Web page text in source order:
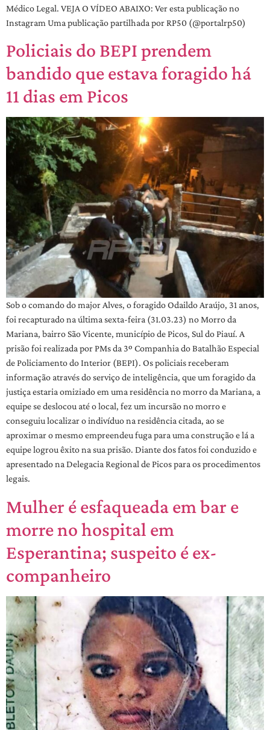
Médico Legal. VEJA O VÍDEO ABAIXO: Ver esta publicação no
Instagram Uma publicação partilhada por RP50 (@portalrp50)
Policiais do BEPI prendem
bandido que estava foragido há
11 dias em Picos
Sob o comando do major Alves, o foragido Odaildo Araújo, 31 anos,
foi recapturado na última sexta-feira (31.03.23) no Morro da
Mariana, bairro São Vicente, município de Picos, Sul do Piauí. A
prisão foi realizada por PMs da 3º Companhia do Batalhão Especial
de Policiamento do Interior (BEPI). Os policiais receberam
informação através do serviço de inteligência, que um foragido da
justiça estaria omiziado em uma residência no morro da Mariana, a
equipe se deslocou até o local, fez um incursão no morro e
conseguiu localizar o indivíduo na residência citada, ao se
aproximar o mesmo empreendeu fuga para uma construção e lá a
equipe logrou êxito na sua prisão. Diante dos fatos foi conduzido e
apresentado na Delegacia Regional de Picos para os procedimentos
legais.
Mulher é esfaqueada em bar e
morre no hospital em
Esperantina; suspeito é ex-
companheiro